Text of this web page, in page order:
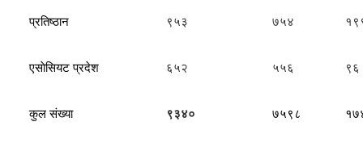
प्रतिष्ठान ९५३ ७५४
एसाेसियट प्रदेश ६५२ ५५६ ९६
कुल संख्या ९३४० ७५९८